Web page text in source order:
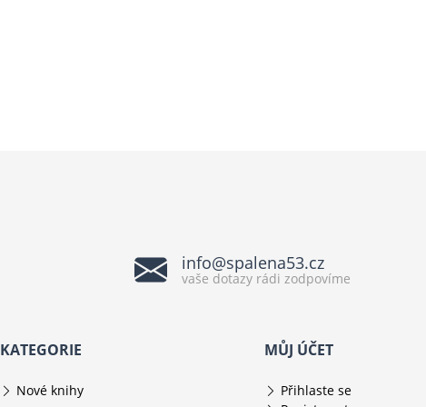
info@spalena53.cz
vaše dotazy rádi zodpovíme
KATEGORIE
Nové knihy
MŮJ ÚČET
Přihlaste se